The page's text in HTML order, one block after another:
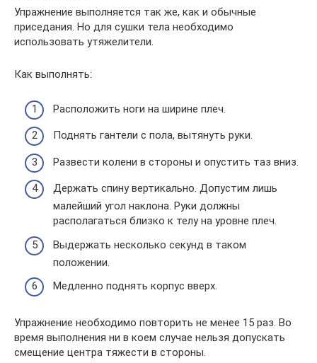
Упражнение выполняется так же, как и обычные
приседания. Но для сушки тела необходимо
использовать утяжелители.
Как выполнять:
Расположить ноги на ширине плеч.
Поднять гантели с пола, вытянуть руки.
Развести колени в стороны и опустить таз вниз.
Держать спину вертикально. Допустим лишь
малейший угол наклона. Руки должны
располагаться близко к телу на уровне плеч.
Выдержать несколько секунд в таком
положении.
Медленно поднять корпус вверх.
Упражнение необходимо повторить не менее 15 раз. Во
время выполнения ни в коем случае нельзя допускать
смещение центра тяжести в стороны.